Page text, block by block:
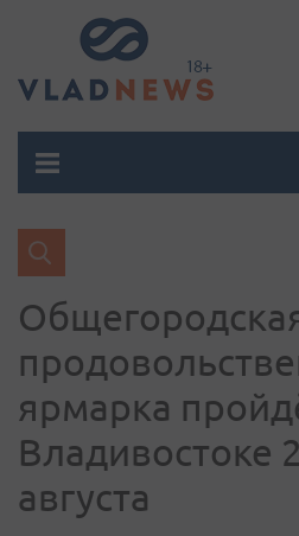
ярмарка
Владивостоке
августа